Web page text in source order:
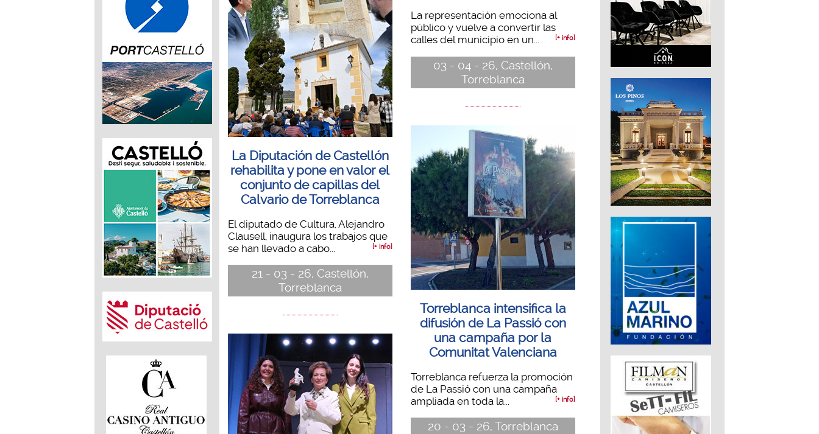
La Diputación de Castellón
rehabilita y pone en valor el
conjunto de capillas del
Calvario de Torreblanca
El diputado de Cultura, Alejandro
Clausell, inaugura los trabajos que
se han llevado a cabo...
[+ info]
21 - 03 - 26, Castellón,
Torreblanca
La representación emociona al
público y vuelve a convertir las
calles del municipio en un...
[+ info]
03 - 04 - 26, Castellón,
Torreblanca
Torreblanca intensifica la
difusión de La Passió con
una campaña por la
Comunitat Valenciana
Torreblanca refuerza la promoción
de La Passió con una campaña
ampliada en toda la...
[+ info]
20 - 03 - 26, Torreblanca